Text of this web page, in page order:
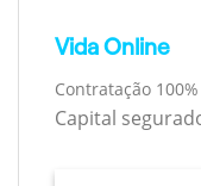
Vida Online
Contratação
Capital